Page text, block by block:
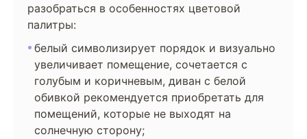
разобраться в особенностях цветовой
палитры:
белый символизирует порядок и визуально
увеличивает помещение, сочетается с
голубым и коричневым, диван с белой
обивкой рекомендуется приобретать для
помещений, которые не выходят на
солнечную сторону;